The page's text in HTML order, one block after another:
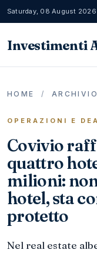
Saturday, 08 August 2026
Investimenti
HOME / ARCHIVIO
OPERAZIONI E
Covivio
quattro
milioni:
hotel, sta
protetto
Nel real estate